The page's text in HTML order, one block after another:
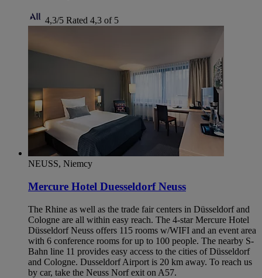
4,3/5 Rated 4,3 of 5
NEUSS, Niemcy
Mercure Hotel Duesseldorf Neuss
The Rhine as well as the trade fair centers in Düsseldorf and
Cologne are all within easy reach. The 4-star Mercure Hotel
Düsseldorf Neuss offers 115 rooms w/WIFI and an event area
with 6 conference rooms for up to 100 people. The nearby S-
Bahn line 11 provides easy access to the cities of Düsseldorf
and Cologne. Dusseldorf Airport is 20 km away. To reach us
by car, take the Neuss Norf exit on A57.